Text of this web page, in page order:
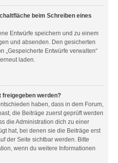
beim Schreiben eines
Entwürfe speichern und zu einem
und absenden. Den gesicherten
„Gespeicherte Entwürfe verwalten“
laden.
werden?
haben, dass in dem Forum,
die Beiträge zuerst geprüft werden
die Administration dich zu einer
hat, bei denen sie die Beiträge erst
der Seite sichtbar werden. Bitte
wenn du weitere Informationen